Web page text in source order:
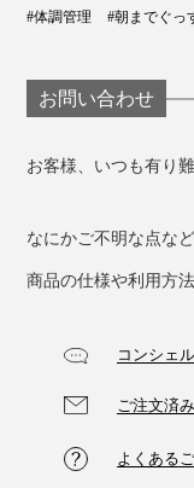
たっぷりの空気
やかな暖かさが、
#体調管理
#朝までぐっ
お問い合わせ
お客様、いつも有り
なにかご不明な点な
商品の仕様や利用方
コンシェ
ご注文済
よくある